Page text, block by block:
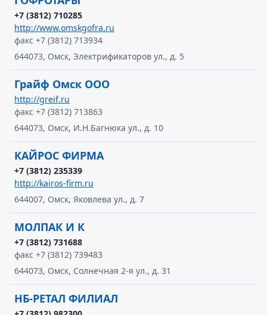
+7 (3812) 710285
http://www.omskgofra.ru
факс +7 (3812) 713934
644073, Омск, Электрификаторов ул., д. 5
Грайф Омск ООО
http://greif.ru
факс +7 (3812) 713863
644073, Омск, И.Н.Багнюка ул., д. 10
КАЙРОС ФИРМА
+7 (3812) 235339
http://kairos-firm.ru
644007, Омск, Яковлева ул., д. 7
МОЛПАК И К
+7 (3812) 731688
факс +7 (3812) 739483
644073, Омск, Солнечная 2-я ул., д. 31
НБ-РЕТАЛ ФИЛИАЛ